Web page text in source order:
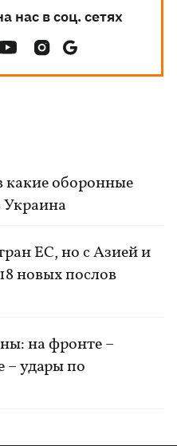
нас в соц. сетях
какие оборонные
ЕС, но с Азией и
новых послов
на фронте –
– удары по